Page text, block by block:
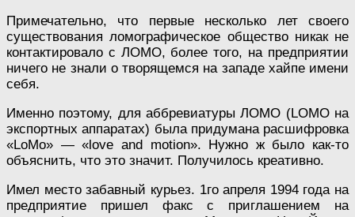
Примечательно, что первые несколько лет своего
существования ломографическое общество никак не
контактировало с ЛОМО, более того, на предприятии
ничего не знали о творящемся на западе хайпе имени
себя.
Именно поэтому, для аббревиатуры ЛОМО (LOMO на
экспортных аппаратах) была придумана расшифровка
«LoMo» — «love and motion». Нужно ж было как-то
объяснить, что это значит. Получилось креативно.
Имел место забавный курьез. 1го апреля 1994 года на
предприятие пришел факс с приглашением на